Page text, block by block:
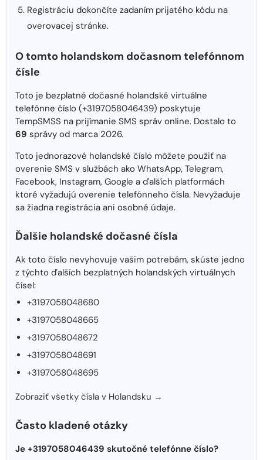
Registráciu dokončíte zadaním prijatého kódu na
overovacej stránke.
O tomto holandskom dočasnom telefónnom
čísle
Toto je bezplatné dočasné holandské virtuálne
telefónne číslo (+3197058046439) poskytuje
TempSMSS na prijímanie SMS správ online. Dostalo to
69 správy od marca 2026.
Toto jednorazové holandské číslo môžete použiť na
overenie SMS v službách ako WhatsApp, Telegram,
Facebook, Instagram, Google a ďalších platformách
ktoré vyžadujú overenie telefónneho čísla. Nevyžaduje
sa žiadna registrácia ani osobné údaje.
Ďalšie holandské dočasné čísla
Ak toto číslo nevyhovuje vašim potrebám, skúste jedno
z týchto ďalších bezplatných holandských virtuálnych
čísel:
+3197058048680
+3197058048665
+3197058048672
+3197058048691
+3197058048695
Zobraziť všetky čísla v Holandsku →
Často kladené otázky
Je +3197058046439 skutočné telefónne číslo?